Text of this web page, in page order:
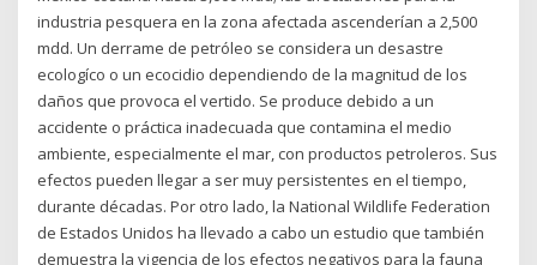
industria pesquera en la zona afectada ascenderían a 2,500
mdd. Un derrame de petróleo se considera un desastre
ecologíco o un ecocidio dependiendo de la magnitud de los
daños que provoca el vertido. Se produce debido a un
accidente o práctica inadecuada que contamina el medio
ambiente, especialmente el mar, con productos petroleros. Sus
efectos pueden llegar a ser muy persistentes en el tiempo,
durante décadas. Por otro lado, la National Wildlife Federation
de Estados Unidos ha llevado a cabo un estudio que también
demuestra la vigencia de los efectos negativos para la fauna